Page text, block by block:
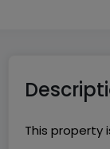
This property